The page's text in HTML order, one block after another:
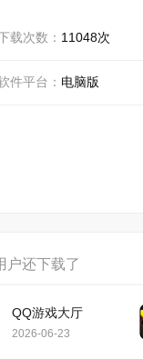
载次数： 11048次
件平台： 电脑版
户还下载了
QQ游戏大厅
2026-06-23